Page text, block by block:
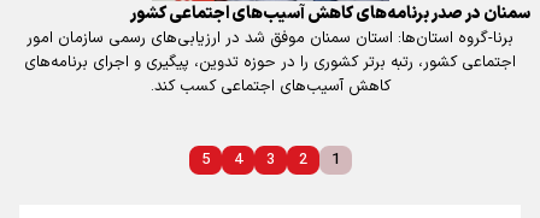
سمنان در صدر برنامه‌های کاهش آسیب‌های اجتماعی کشور
برنا-گروه استان‌ها: استان سمنان موفق شد در ارزیابی‌های رسمی سازمان امور
اجتماعی کشور، رتبه برتر کشوری را در حوزه تدوین، پیگیری و اجرای برنامه‌های
کاهش آسیب‌های اجتماعی کسب کند.
1
2
3
4
5